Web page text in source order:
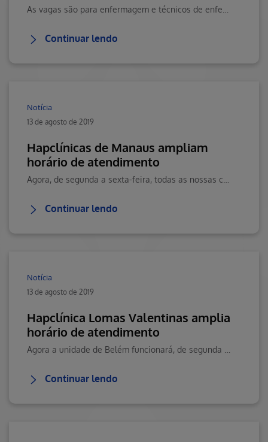
Continuar lendo
Notícia
13 de agosto de 2019
Hapclínicas de Manaus ampliam
horário de atendimento
Continuar lendo
Notícia
13 de agosto de 2019
Hapclínica Lomas Valentinas amplia
horário de atendimento
Continuar lendo